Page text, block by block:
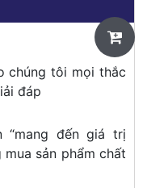
chúng tôi mọi thắc
đáp
“mang đến giá trị
sản phẩm chất